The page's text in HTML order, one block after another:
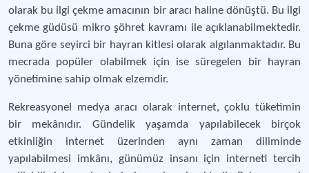
olarak bu ilgi çekme amacının bir aracı haline dönüştü. Bu ilgi
çekme güdüsü mikro şöhret kavramı ile açıklanabilmektedir.
Buna göre seyirci bir hayran kitlesi olarak algılanmaktadır. Bu
mecrada popüler olabilmek için ise süregelen bir hayran
yönetimine sahip olmak elzemdir.
Rekreasyonel medya aracı olarak internet, çoklu tüketimin
bir mekânıdır. Gündelik yaşamda yapılabilecek birçok
etkinliğin internet üzerinden aynı zaman diliminde
yapılabilmesi imkânı, günümüz insanı için interneti tercih